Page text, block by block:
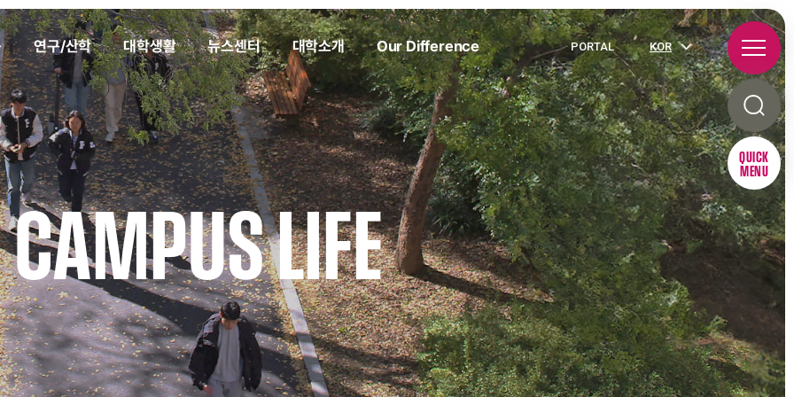
연구/산학 대학생활 뉴스센터 대학소개 Our Difference PORTAL KOR
QUICK
MENU
CAMPUS LIFE